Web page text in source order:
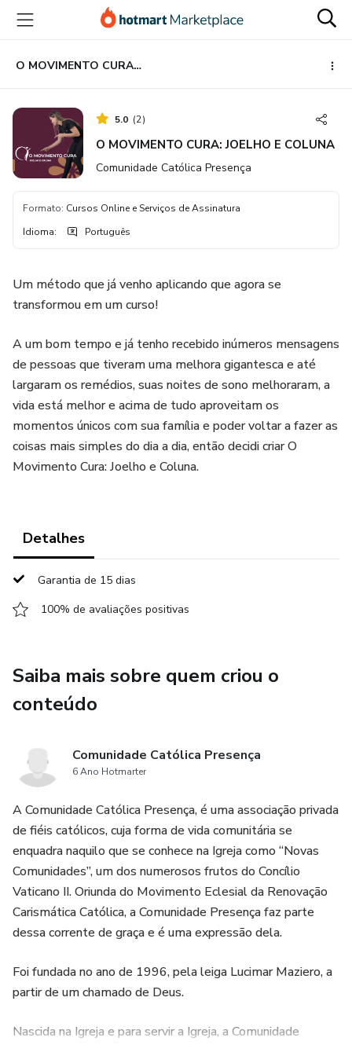
para
conteúdo
principal
para
pagamento
para
rodapé
O MOVIMENTO CURA: JOELHO E COLUNA
5.0 (2)
O MOVIMENTO CURA: JOELHO E COLUNA
Comunidade Católica Presença
Formato: Cursos Online e Serviços de Assinatura
Idioma: Português
Um método que já venho aplicando que agora se
transformou em um curso!
A um bom tempo e já tenho recebido inúmeros mensagens
de pessoas que tiveram uma melhora gigantesca e até
largaram os remédios, suas noites de sono melhoraram, a
vida está melhor e acima de tudo aproveitam os
momentos únicos com sua família e poder voltar a fazer as
coisas mais simples do dia a dia, então decidi criar O
Movimento Cura: Joelho e Coluna.
Detalhes
Garantia de 15 dias
100% de avaliações positivas
Saiba mais sobre quem criou o
conteúdo
Comunidade Católica Presença
6 Ano Hotmarter
A Comunidade Católica Presença, é uma associação privada
de fiéis católicos, cuja forma de vida comunitária se
enquadra naquilo que se conhece na Igreja como “Novas
Comunidades”, um dos numerosos frutos do Concílio
Vaticano II. Oriunda do Movimento Eclesial da Renovação
Carismática Católica, a Comunidade Presença faz parte
dessa corrente de graça e é uma expressão dela.
Foi fundada no ano de 1996, pela leiga Lucimar Maziero, a
partir de um chamado de Deus.
Nascida na Igreja e para servir a Igreja, a Comunidade